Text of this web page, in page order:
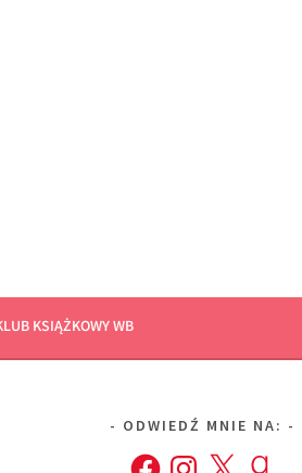
KSIĄŻKOWY WB
ODWIEDŹ MNIE NA:
FacebookInstagram
X Goodreads